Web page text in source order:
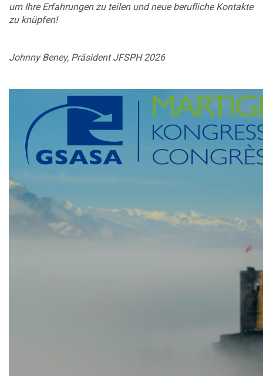
um Ihre Erfahrungen zu teilen und neue berufliche Kontakte
zu knüpfen!
Johnny Beney, Präsident JFSPH 2026